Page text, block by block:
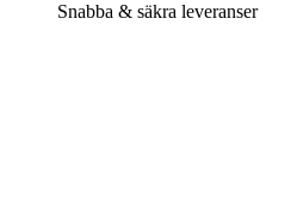
Snabba & säkra leveranser